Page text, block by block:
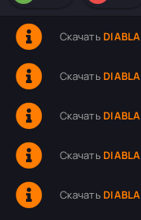
Скачать DIABLA
Скачать DIABLA
Скачать DIABLA
Скачать DIABLA
Скачать DIABLA